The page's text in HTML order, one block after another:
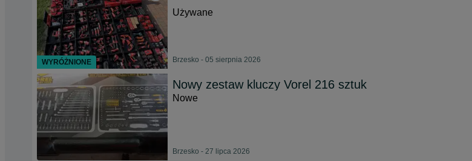
Używane
Brzesko - 05 sierpnia 2026
Nowy zestaw kluczy Vorel 216 sztuk
Nowe
Brzesko - 27 lipca 2026
WYRÓŻNIONE